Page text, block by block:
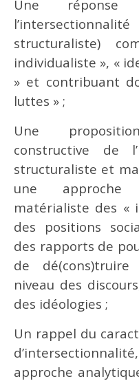
Une
structuraliste)
individualiste », «
» et contribuant
luttes » ;
Une
constructive de
structuraliste et
une approche
matérialiste des «
des positions
des rapports de
de
niveau des
des idéologies ;
Un rappel du
approche